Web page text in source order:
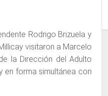
Rodrigo Brizuela y
visitaron a Marcelo
la Dirección del Adulto
en forma simultánea con